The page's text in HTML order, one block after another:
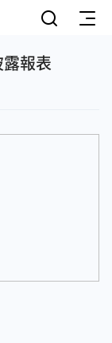
報表